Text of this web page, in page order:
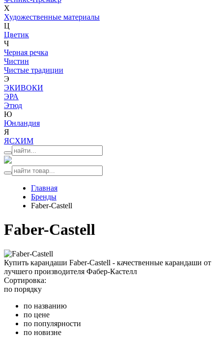
Х
Художественные материалы
Ц
Цветик
Ч
Черная речка
Чистин
Чистые традиции
Э
ЭКИВОКИ
ЭРА
Этюд
Ю
Юнландия
Я
ЯСХИМ
Главная
Бренды
Faber-Castell
Faber-Castell
Купить карандаши Faber-Castell - качественные карандаши от
лучшего производителя Фабер-Кастелл
Сортировка:
по порядку
по названию
по цене
по популярности
по новизне